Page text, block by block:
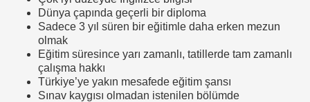
Dünya çapında geçerli bir diploma
Sadece 3 yıl süren bir eğitimle daha erken mezun
olmak
Eğitim süresince yarı zamanlı, tatillerde tam zamanlı
çalışma hakkı
Türkiye’ye yakın mesafede eğitim şansı
Sınav kaygısı olmadan istenilen bölümde